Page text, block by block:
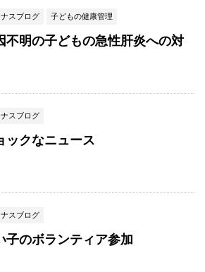
ナスブログ 子どもの健康管理
不明の子どもの急性肝炎への対
ナスブログ
ックなニュース
ナスブログ
子のボランティア参加